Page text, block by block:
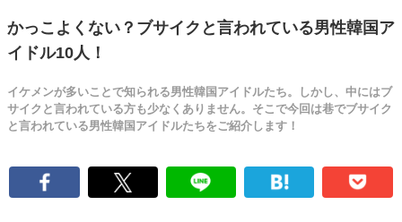
かっこよくない？ブサイクと言われている男性韓国ア
イドル10人！
イケメンが多いことで知られる男性韓国アイドルたち。しかし、中にはブ
サイクと言われている方も少なくありません。そこで今回は巷でブサイク
と言われている男性韓国アイドルたちをご紹介します！